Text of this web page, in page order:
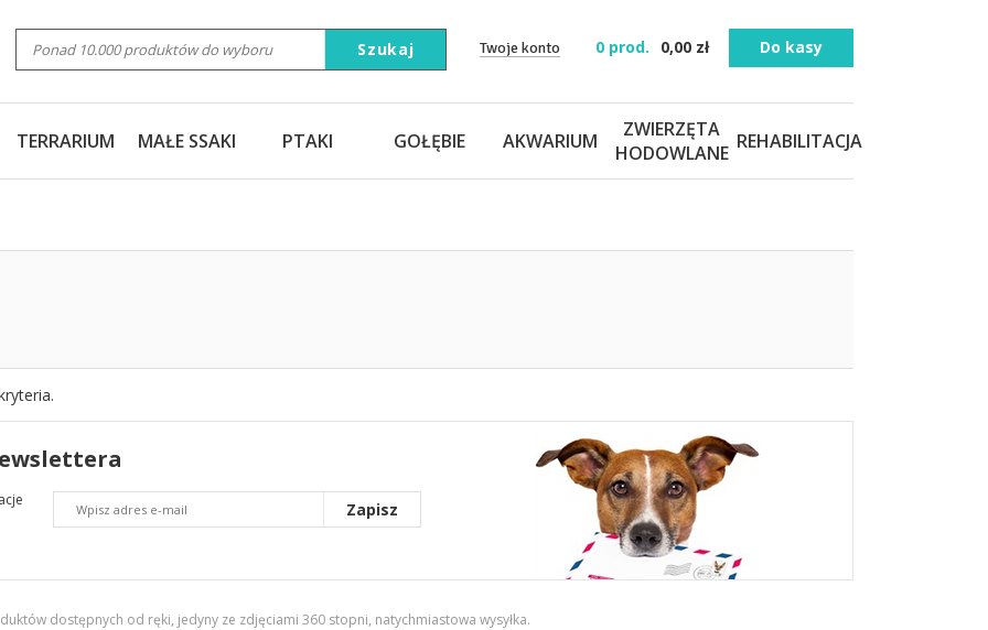
Twoje konto 0 prod. 0,00 zł Do kasy
Szukaj
TERRARIUM MAŁE SSAKI PTAKI GOŁĘBIE AKWARIUM
ZWIERZĘTA
HODOWLANE REHABILITACJA
Zapisz
dostępnych od ręki, jedyny ze zdjęciami 360 stopni, natychmiastowa wysyłka.